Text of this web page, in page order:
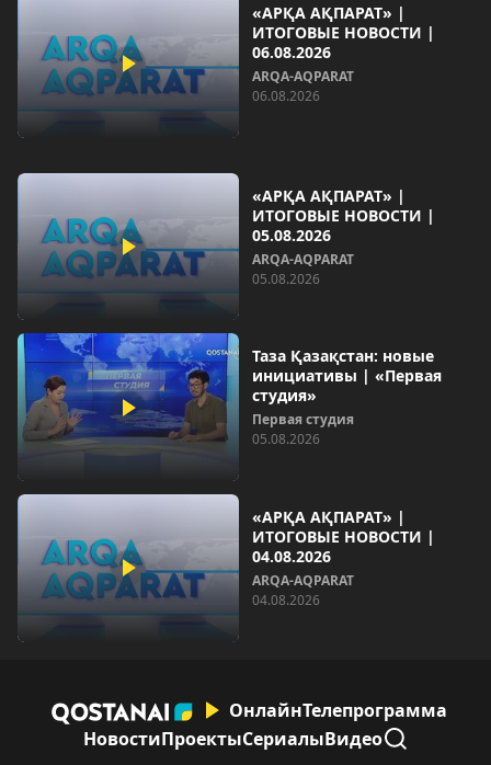
«АРҚА АҚПАРАТ» |
ИТОГОВЫЕ НОВОСТИ |
06.08.2026
ARQA-AQPARAT
06.08.2026
«АРҚА АҚПАРАТ» |
ИТОГОВЫЕ НОВОСТИ |
05.08.2026
ARQA-AQPARAT
05.08.2026
Таза Қазақстан: новые
инициативы | «Первая
студия»
Первая студия
05.08.2026
«АРҚА АҚПАРАТ» |
ИТОГОВЫЕ НОВОСТИ |
04.08.2026
ARQA-AQPARAT
04.08.2026
ОнлайнТелепрограмма
НовостиПроектыСериалыВидео